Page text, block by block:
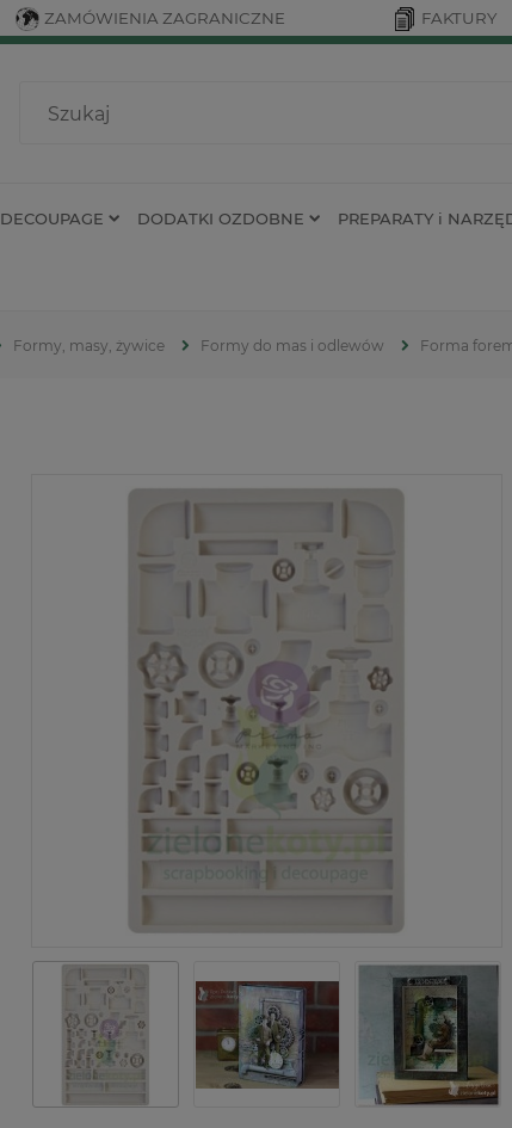
ZAMÓWIENIA ZAGRANICZNE FAKTURY
DECOUPAGE DODATKI OZDOBNE PREPARATY i
Formy, masy, żywice Formy do mas i odlewów Forma